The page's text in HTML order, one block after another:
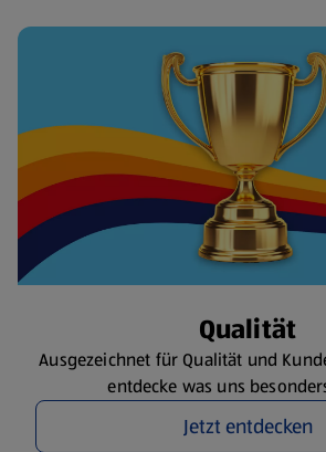
Qualität
Ausgezeichnet für Qualität und
entdecke was uns
Jetzt entdecken